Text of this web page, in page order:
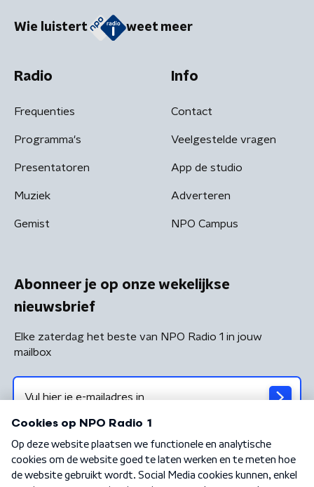
Wie luistert weet meer
Radio
Frequenties
Programma's
Presentatoren
Muziek
Gemist
Info
Contact
Veelgestelde vragen
App de studio
Adverteren
NPO Campus
Abonneer je op onze wekelijkse
nieuwsbrief
Elke zaterdag het beste van NPO Radio 1 in jouw
mailbox
Algemene voorwaarden